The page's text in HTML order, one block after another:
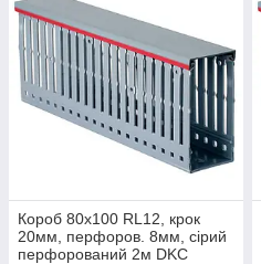
Короб 80х100 RL12, крок
20мм, перфоров. 8мм, сірий
перфорований 2м DKC